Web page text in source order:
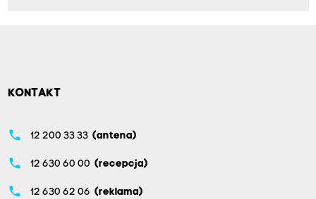
KONTAKT
phone 12 200 33 33 (antena)
phone 12 630 60 00 (recepcja)
phone 12 630 62 06 (reklama)